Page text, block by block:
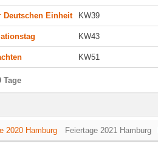
Deutschen Einheit KW39
KW43
KW51
Tage
2020 Hamburg Feiertage 2021 Hamburg